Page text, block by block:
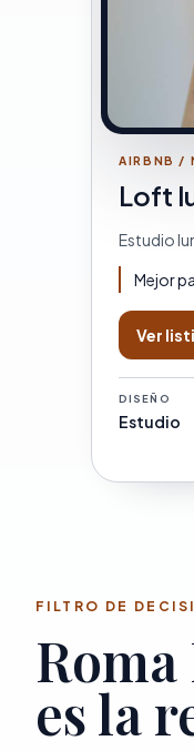
AIRBNB /
Loft
Estudio
Mejor
Ver
DISEÑO
Estudio
FILTRO DE
es la